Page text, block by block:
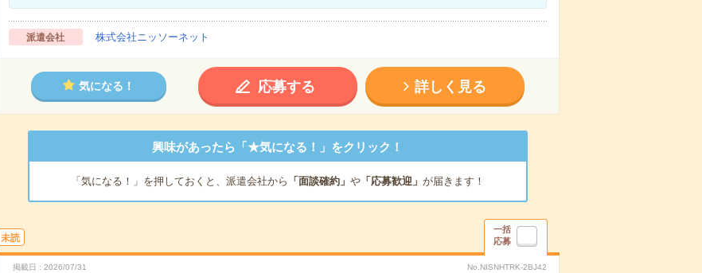
派遣会社 株式会社ニッソーネット
気になる！ 応募する 詳しく見る
興味があったら「★気になる！」をクリック！
「気になる！」を押しておくと、派遣会社から 「面談確約」 や「応募歓迎」 が届きます！
未読
一括
応募
掲載日 2026/07/31 No.NISNHTRK-2BJ42